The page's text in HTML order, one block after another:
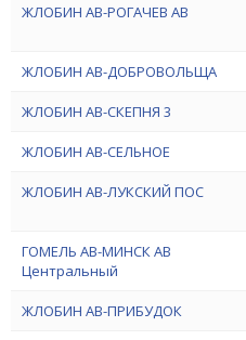
ЖЛОБИН АВ-РОГАЧЕВ АВ
ЖЛОБИН АВ-ДОБРОВОЛЬЩА
ЖЛОБИН АВ-СКЕПНЯ 3
ЖЛОБИН АВ-СЕЛЬНОЕ
ЖЛОБИН АВ-ЛУКСКИЙ ПОС
ГОМЕЛЬ АВ-МИНСК АВ
Центральный
ЖЛОБИН АВ-ПРИБУДОК